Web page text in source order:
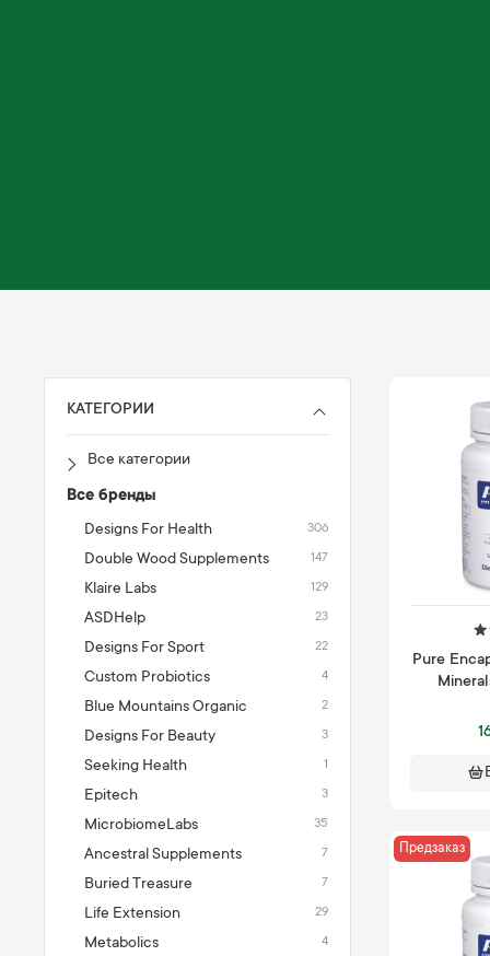
Pure
Предзаказ
КАТЕГОРИИ
Все категории
Все бренды
Designs For Health
306
Double Wood Supplements 147
Klaire Labs 129
ASDHelp 23
Designs For Sport 22
Custom Probiotics 4
Blue Mountains Organic 2
Designs For Beauty 3
Seeking Health 1
Epitech 3
MicrobiomeLabs 35
Ancestral Supplements 7
Buried Treasure 7
Life Extension 29
Metabolics 4